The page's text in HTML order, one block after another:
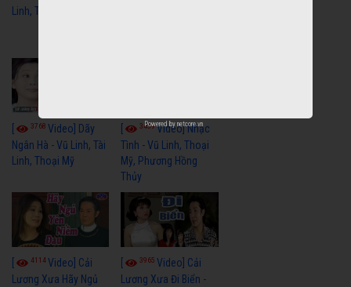
Linh, Tài Linh, Chí Linh
3768 Video] Dãy
Ngân Hà - Vũ Linh, Tài
Linh, Thoại Mỹ
3439Video] Nhạc
Tình - Vũ Linh, Thoại
Mỹ, Phương Hồng
Thủy
4114Video] Cải
Lương Xưa Hãy Ngủ
3965Video] Cải
Lương Xưa Đi Biển -
Powered by netcore.vn